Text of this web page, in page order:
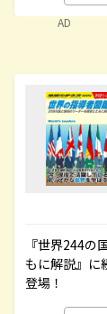
AD
『世界244
もに解説』に
登場！